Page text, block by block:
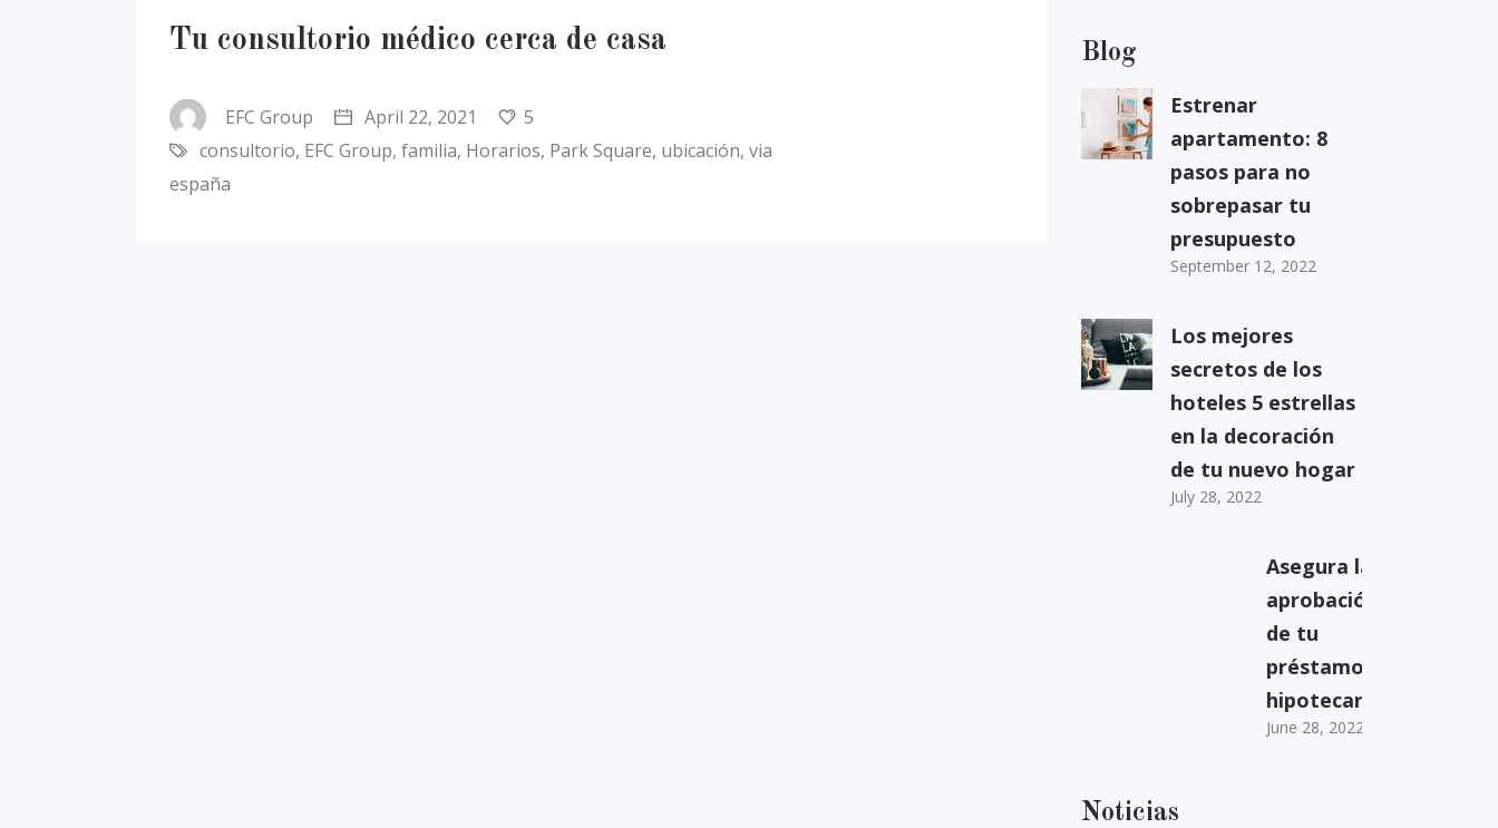
Tu consultorio médico cerca de casa
EFC Group April 22, 2021
5
consultorio, EFC Group, familia, Horarios, Park Square, ubicación, via
españa
Blog
Estrenar
apartamento: 8
pasos para no
sobrepasar tu
presupuesto
September 12, 2022
Los mejores
secretos de los
hoteles 5 estrellas
en la decoración
de tu nuevo hogar
July 28, 2022
Asegura la
aprobación
de tu
préstamos
hipotecario
June 28, 2022
Noticias